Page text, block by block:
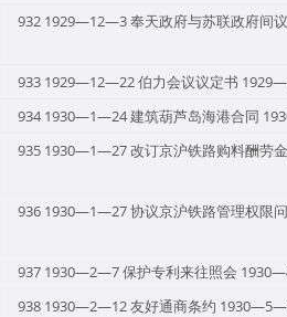
932 1929—12—3 奉天政府与苏联政府间
933 1929—12—22 伯力会议议定书
934 1930—1—24 建筑葫芦岛海港合同
935 1930—1—27 改订京沪铁路购料酬劳
936 1930—1—27 协议京沪铁路管理权限
937 1930—2—7 保护专利来往照会
938 1930—2—12 友好通商条约